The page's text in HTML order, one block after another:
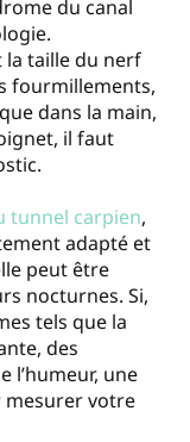
du canal
la taille du nerf
fourmillements,
dans la main,
il faut
tunnel carpien,
adapté et
peut être
nocturnes. Si,
tels que la
des
l’humeur, une
mesurer votre